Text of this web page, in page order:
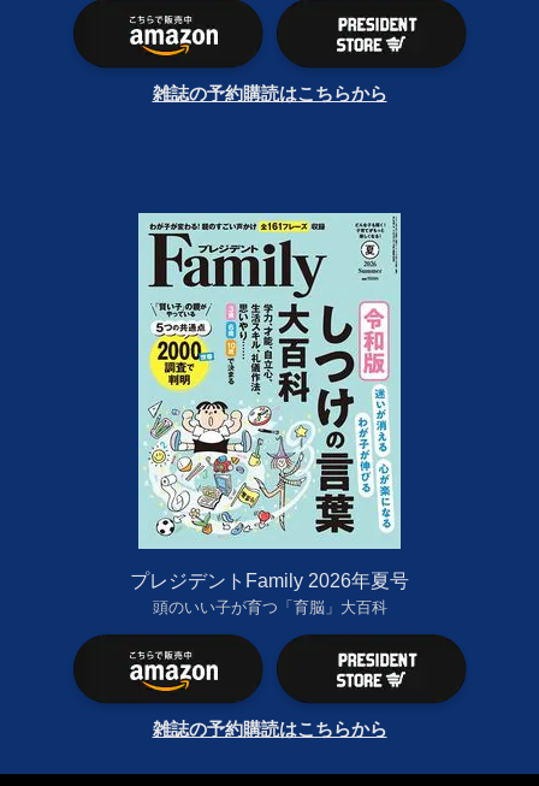
雑誌の予約購読はこちらから
プレジデントFamily 2026年夏号
頭のいい子が育つ「育脳」大百科
雑誌の予約購読はこちらから